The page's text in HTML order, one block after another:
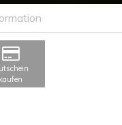
kaufen